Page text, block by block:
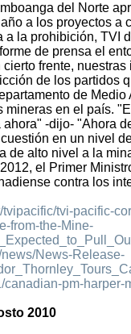
del Norte
a los proyectos
a la prohibición, TVI
de prensa el
frente,
de los partidos
de
en el país.
-dijo- "Ahora
en un nivel
de alto nivel a la
el Primer
contra los
tvi-pacific-
from-the-Mine-
News-Release-
canadian-pm-
2010